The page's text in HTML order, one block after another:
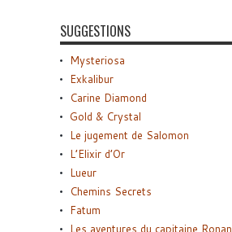
SUGGESTIONS
Mysteriosa
Exkalibur
Carine Diamond
Gold & Crystal
Le jugement de Salomon
L’Elixir d’Or
Lueur
Chemins Secrets
Fatum
Les aventures du capitaine Ronan